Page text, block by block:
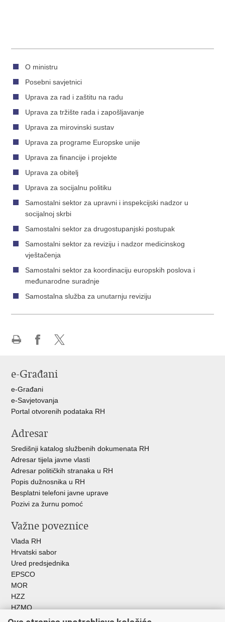
O ministru
Posebni savjetnici
Uprava za rad i zaštitu na radu
Uprava za tržište rada i zapošljavanje
Uprava za mirovinski sustav
Uprava za programe Europske unije
Uprava za financije i projekte
Uprava za obitelj
Uprava za socijalnu politiku
Samostalni sektor za upravni i inspekcijski nadzor u
socijalnoj skrbi
Samostalni sektor za drugostupanjski postupak
Samostalni sektor za reviziju i nadzor medicinskog
vještačenja
Samostalni sektor za koordinaciju europskih poslova i
međunarodne suradnje
Samostalna služba za unutarnju reviziju
Facebooku
X-
e-Građani
e-Građani
e-Savjetovanja
Portal otvorenih podataka RH
Adresar
Središnji katalog službenih dokumenata RH
Adresar tijela javne vlasti
Adresar političkih stranaka u RH
Popis dužnosnika u RH
Besplatni telefoni javne uprave
Pozivi za žurnu pomoć
Važne poveznice
Vlada RH
Hrvatski sabor
Ured predsjednika
EPSCO
MOR
HZZ
HZMO
REGOS